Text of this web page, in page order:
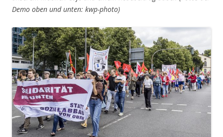
Demo oben und unten: kwp-photo)